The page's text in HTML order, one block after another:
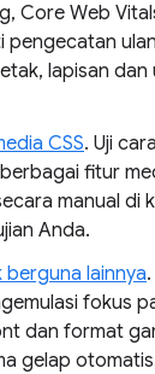
Core Web
pengecatan
lapisan dan
CSS. Uji
fitur
manual di
Anda.
lainnya
fokus
dan format
gelap